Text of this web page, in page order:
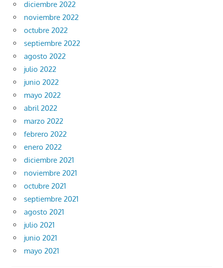
diciembre 2022
noviembre 2022
octubre 2022
septiembre 2022
agosto 2022
julio 2022
junio 2022
mayo 2022
abril 2022
marzo 2022
febrero 2022
enero 2022
diciembre 2021
noviembre 2021
octubre 2021
septiembre 2021
agosto 2021
julio 2021
junio 2021
mayo 2021